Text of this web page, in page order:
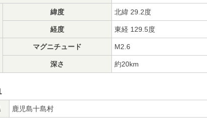
緯度 北緯 29.2度
経度 東経 129.5度
マグニチュード M2.6
深さ 約20km
鹿児島十島村